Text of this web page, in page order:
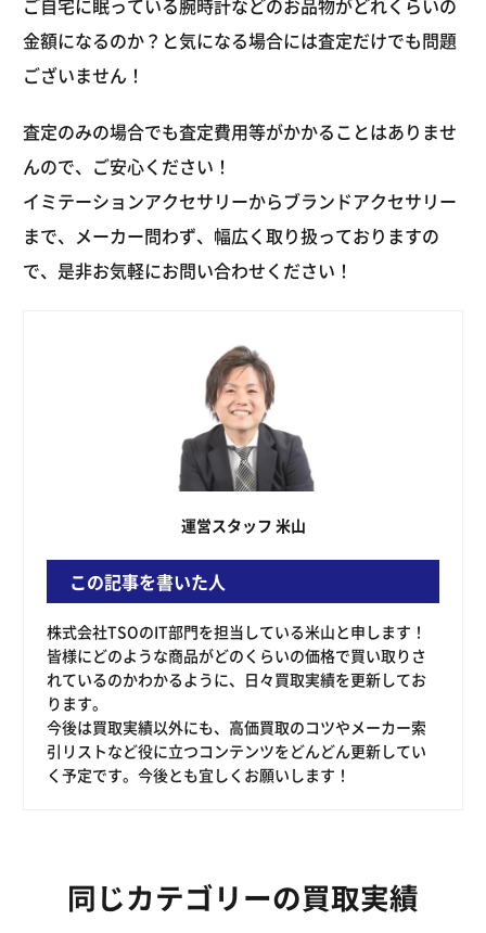
ご自宅に眠っている腕時計などのお品物がどれくらいの
金額になるのか？と気になる場合には査定だけでも問題
ございません！
査定のみの場合でも査定費用等がかかることはありませ
んので、ご安心ください！
イミテーションアクセサリーからブランドアクセサリー
まで、メーカー問わず、幅広く取り扱っておりますの
で、是非お気軽にお問い合わせください！
運営スタッフ 米山
この記事を書いた人
株式会社TSOのIT部門を担当している米山と申します！
皆様にどのような商品がどのくらいの価格で買い取りさ
れているのかわかるように、日々買取実績を更新してお
ります。
今後は買取実績以外にも、高価買取のコツやメーカー索
引リストなど役に立つコンテンツをどんどん更新してい
く予定です。今後とも宜しくお願いします！
同じカテゴリーの買取実績